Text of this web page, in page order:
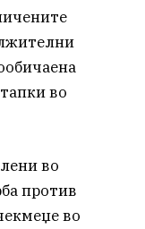
во
во
против
во